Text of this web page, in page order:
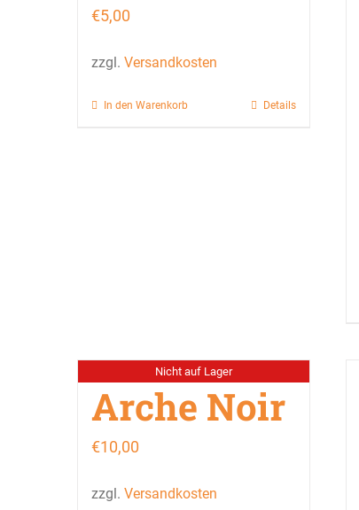
€5,00
zzgl. Versandkosten
In den Warenkorb Details
Nicht auf Lager
Arche Noir
€10,00
zzgl. Versandkosten